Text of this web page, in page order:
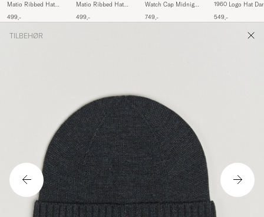
Matio Ribbed Hat
499,-
Matio Ribbed Hat
499,-
Watch Cap Midnight
749,-
1960 Logo Hat
549,-
TILBEHØR